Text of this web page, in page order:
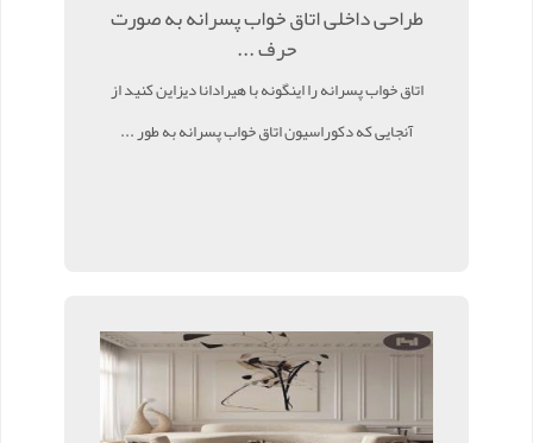
طراحی داخلی اتاق خواب پسرانه به صورت
حرف ...
اتاق خواب پسرانه را اینگونه با هیرادانا دیزاین کنید از
آنجایی که دکوراسیون اتاق خواب پسرانه به طور ...